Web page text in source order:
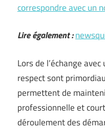
correspondre avec un
Lire également :
Lors de l’échange
respect sont
permettent de
professionnelle et
déroulement des